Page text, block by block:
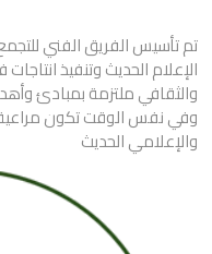
تم تأسيس الفريق الفني
الإعلام الحديث وتنفيذ
والثقافي ملتزمة بمبادئ
وفي نفس الوقت تكون مراعية
والإعلامي الحديث